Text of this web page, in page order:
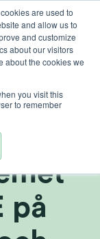
are used to
and allow us to
and customize
about our visitors
about the cookies we
you visit this
to remember
på